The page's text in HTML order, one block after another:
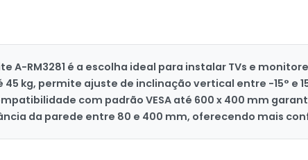
A-RM3281 é a escolha ideal para instalar TVs e
kg, permite ajuste de inclinação vertical entre -15° e
com padrão VESA até 600 x 400 mm
da parede entre 80 e 400 mm, oferecendo mais